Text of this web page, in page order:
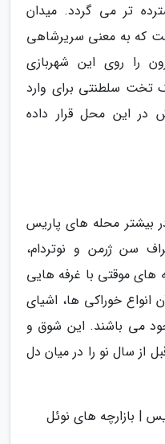
تر می گردد. میدان
که به معنی سریرشاهی
را روی این شهربازی
تخت سلطنتی برای وارد
این محل قرار داده
بیشتر محله های پاریس
سن ژرمن و نوتردام،
های موقتی با غرفه هایی
خوراکی ها، اشیای
می باشند. این شوق و
از سال نو را در میان دل
| بازارچه های نوئل